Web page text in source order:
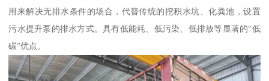
用来解决无排水条件的场合，代替传统的挖积水坑、化粪池，设置
污水提升泵的排水方式。具有低能耗、低污染、低排放等显著的“低
碳”优点。